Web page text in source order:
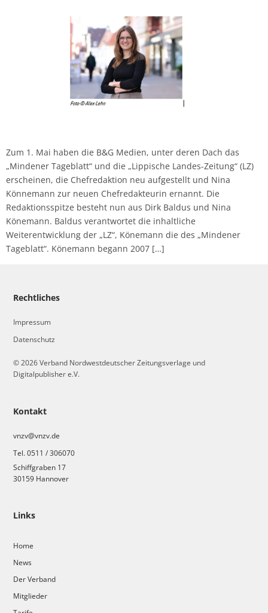
Zum 1. Mai haben die B&G Medien, unter deren Dach das
„Mindener Tageblatt“ und die „Lippische Landes-Zeitung“ (LZ)
erscheinen, die Chefredaktion neu aufgestellt und Nina
Könnemann zur neuen Chefredakteurin ernannt. Die
Redaktionsspitze besteht nun aus Dirk Baldus und Nina
Könemann. Baldus verantwortet die inhaltliche
Weiterentwicklung der „LZ“, Könemann die des „Mindener
Tageblatt“. Könemann begann 2007 […]
Links
Home
News
Der Verband
Mitglieder
Kontakt
vnzv@vnzv.de
Tel. 0511 / 306070
Schiffgraben 17
30159 Hannover
Rechtliches
Impressum
Datenschutz
© 2026 Verband Nordwestdeutscher Zeitungsverlage und
Digitalpublisher e.V.